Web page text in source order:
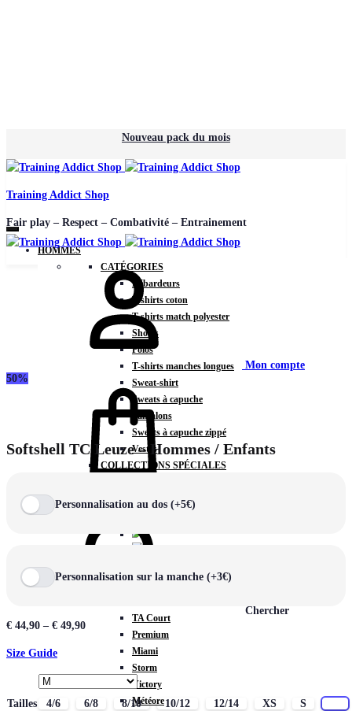
Nouveau pack du mois
Training Addict Shop
Fair play – Respect – Combativité – Entrainement
HOMMES
CATÉGORIES
Débardeurs
T-shirts coton
T-shirts match polyester
Shorts
Polos
T-shirts manches longues
Sweat-shirt
Sweats à capuche
Pantalons
Sweats à capuche zippé
Vestes
COLLECTIONS SPÉCIALES
TA Court
Premium
Miami
Storm
Victory
Météore
Mon compte
Chercher
50%
Softshell TC Leuze – Hommes / Enfants
Personnalisation au dos (+5€)
Personnalisation sur la manche (+3€)
€ 44,90 – € 49,90
Size Guide
Tailles 4/6 6/8 8/10 10/12 12/14 XS S